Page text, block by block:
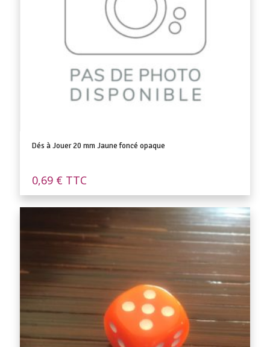
Dés à Jouer 20 mm Jaune foncé opaque
0,69 € TTC